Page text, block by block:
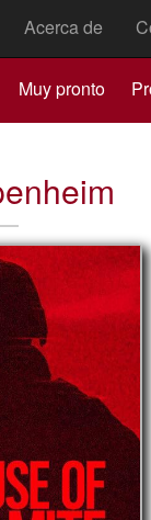
Acerca de
Muy pronto